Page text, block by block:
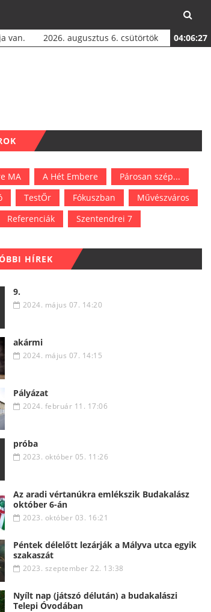
van. 2026. augusztus 6. csütörtök 04:06:28
MA A Hét Embere
Párosan szép...
TestŐr Fókuszban
Művészváros
Referenciák Szentendrei 7
HÍREK
9.
2024. május 07. 14:20
akármi
2024. május 07. 14:15
Pályázat
2024. február 11. 17:06
próba
2023. október 05. 11:26
Az aradi vértanúkra emlékszik Budakalász
október 6-án
2023. október 03. 16:21
Péntek délelőtt lezárják a Mályva utca egyik
szakaszát
2023. szeptember 22. 13:38
Nyílt nap (játszó délután) a budakalászi
Telepi Óvodában